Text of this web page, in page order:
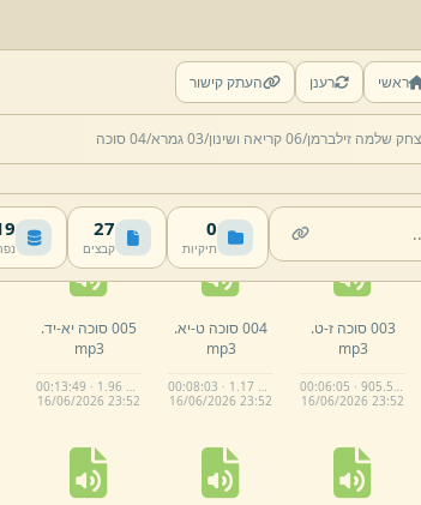
ראשי רענן העתק קישור
06 קריאה ושינון/ 03 גמרא/ 04 סוכה
0
תיקיות
27
קבצים
003 סוכה ז-
ט.
mp3
00:06:05 · 905.5 KB
16/06/2026 23:52
004 סוכה ט-
יא.
mp3
00:08:03 · 1.17 MB
16/06/2026 23:52
005 סוכה יא-
יד.
mp3
00:13:49 · 1.96 MB
16/06/2026 23:52